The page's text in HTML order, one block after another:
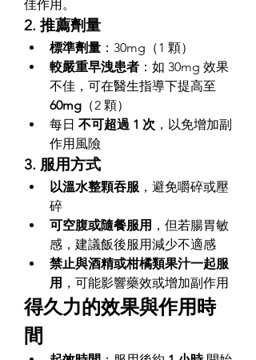
佳作用。
2. 推薦劑量
標準劑量 ：30mg（1 顆）
較嚴重早洩患者 ：如 30mg 效果
60mg （2 顆）
每日 不可超過 1 次 ，以免增加副
作用風險
3. 服用方式
以溫水整顆吞服 ，避免嚼碎或壓
碎
可空腹或隨餐服用 ，但若腸胃敏
感，建議飯後服用減少不適感
禁止與酒精或柑橘類果汁一起服
用 ，可能影響藥效或增加副作用
得久力的效果與作用時
間